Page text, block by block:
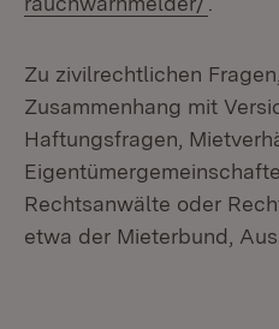
Zu zivilrechtlichen
Zusammenhang mit
Haftungsfragen,
Rechtsanwälte oder
etwa der Mieterbund,